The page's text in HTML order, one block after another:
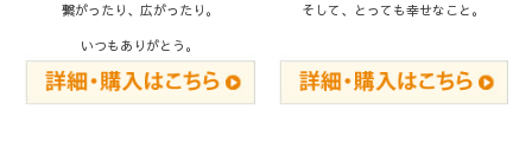
繋がったり、広がったり。
いつもありがとう。
そして、とっても幸せなこと。